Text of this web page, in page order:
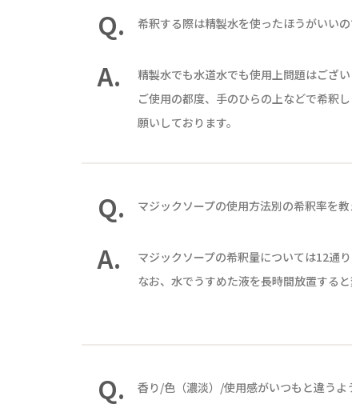
Q. 希釈する際は精製水を使ったほうがいい
A.
精製水でも水道水でも使用上問題はござい
ご使用の都度、手のひらの上などで希釈
願いしております。
Q. マジックソープの使用方法別の希釈率を教
A.
マジックソープの希釈量については12
なお、水でうすめた液を長時間放置する
Q. 香り/色（濃淡）/使用感がいつもと違う